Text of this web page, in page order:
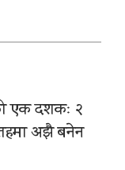
एक दशकः २
अझै बनेन